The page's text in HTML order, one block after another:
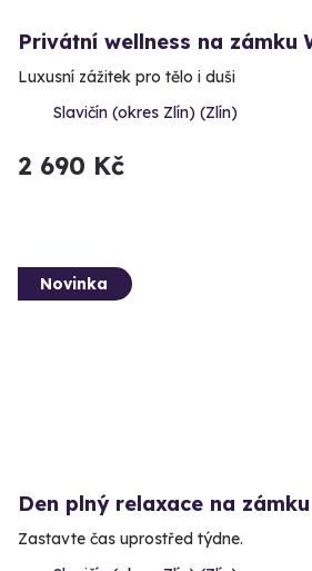
Privátní wellness na zámku
Luxusní zážitek pro tělo i duši
Slavičín (okres Zlín) (Zlín)
2 690 Kč
Novinka
Den plný relaxace na
Zastavte čas uprostřed týdne.